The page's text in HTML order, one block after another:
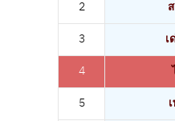
2
3
4
5